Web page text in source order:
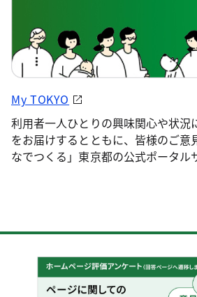
My TOKYO
利用者一人ひとりの興味関心や状況
をお届けするとともに、皆様のご意
なでつくる」東京都の公式ポータル